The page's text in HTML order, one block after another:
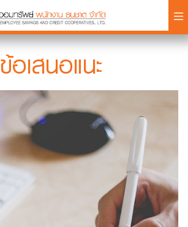
×
ข้อเสนอแนะ